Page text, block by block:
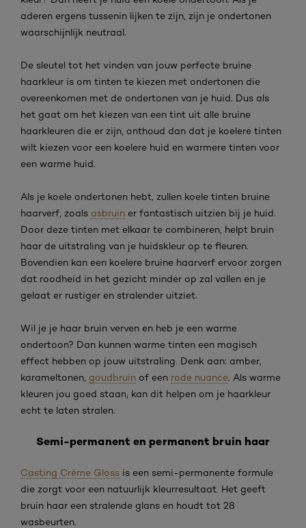
aderen ergens tussenin lijken te zijn, zijn je ondertonen
waarschijnlijk neutraal.
De sleutel tot het vinden van jouw perfecte bruine
haarkleur is om tinten te kiezen met ondertonen die
overeenkomen met de ondertonen van je huid. Dus als
het gaat om het kiezen van een tint uit alle bruine
haarkleuren die er zijn, onthoud dan dat je koelere tinten
wilt kiezen voor een koelere huid en warmere tinten voor
een warme huid.
Als je koele ondertonen hebt, zullen koele tinten bruine
haarverf, zoals asbruin er fantastisch uitzien bij je huid.
Door deze tinten met elkaar te combineren, helpt bruin
haar de uitstraling van je huidskleur op te fleuren.
Bovendien kan een koelere bruine haarverf ervoor zorgen
dat roodheid in het gezicht minder op zal vallen en je
gelaat er rustiger en stralender uitziet.
Wil je je haar bruin verven en heb je een warme
ondertoon? Dan kunnen warme tinten een magisch
effect hebben op jouw uitstraling. Denk aan: amber,
karameltonen, goudbruin of een rode nuance. Als warme
kleuren jou goed staan, kan dit helpen om je haarkleur
echt te laten stralen.
Semi-permanent en permanent bruin haar
Casting Crème Gloss is een semi-permanente formule
die zorgt voor een natuurlijk kleurresultaat. Het geeft
bruin haar een stralende glans en houdt tot 28
wasbeurten.